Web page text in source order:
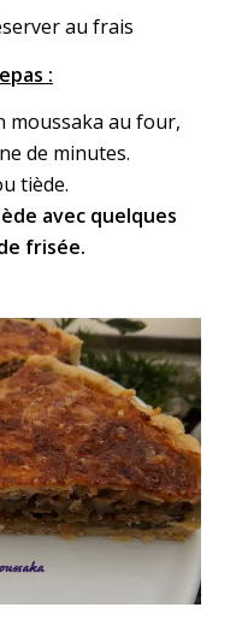
au frais
:
moussaka au four,
de minutes.
tiède.
avec quelques
frisée.